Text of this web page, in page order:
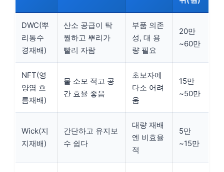
DWC(뿌
리통수
경재배)
산소 공급이 탁
월하고 뿌리가
빨리 자람
부품 의존
성, 대 용
량 필요
20만
~60만
NFT(영
양염 흐
름재배)
물 소모 적고 공
간 효율 좋음
초보자에
다소 어려
움
15만
~50만
Wick(지
지재배)
간단하고 유지보
수 쉽다
대량 재배
엔 비효율
적
5만
~15만